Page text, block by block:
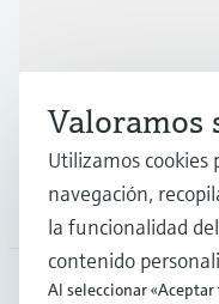
Soporte
Compañía
Valoramos
Utilizamos cookies
navegación,
la funcionalidad
contenido
Al seleccionar